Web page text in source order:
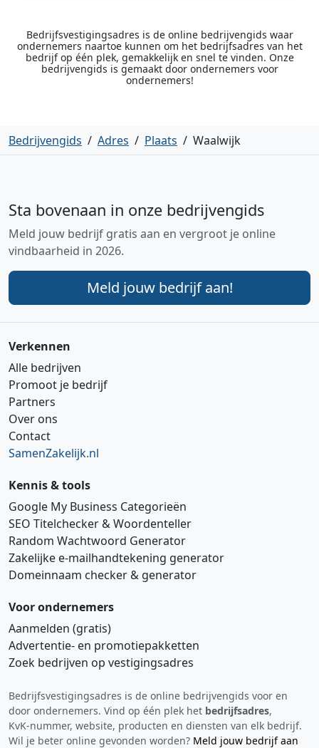
Bedrijfsvestigingsadres is de online bedrijvengids waar
ondernemers naartoe kunnen om het bedrijfsadres van het
bedrijf op één plek, gemakkelijk en snel te vinden. Onze
bedrijvengids is gemaakt door ondernemers voor
ondernemers!
Bedrijvengids / Adres / Plaats / Waalwijk
Sta bovenaan in onze bedrijvengids
Meld jouw bedrijf gratis aan en vergroot je online
vindbaarheid in 2026.
Meld jouw bedrijf aan!
Verkennen
Alle bedrijven
Promoot je bedrijf
Partners
Over ons
Contact
SamenZakelijk.nl
Kennis & tools
Google My Business Categorieën
SEO Titelchecker & Woordenteller
Random Wachtwoord Generator
Zakelijke e‑mailhandtekening generator
Domeinnaam checker & generator
Voor ondernemers
Aanmelden (gratis)
Advertentie‑ en promotiepakketten
Zoek bedrijven op vestigingsadres
Bedrijfsvestigingsadres is de online bedrijvengids voor en
door ondernemers. Vind op één plek het bedrijfsadres,
KvK‑nummer, website, producten en diensten van elk bedrijf.
Wil je beter online gevonden worden? Meld jouw bedrijf aan
Hi 👋 We horen graag uw feedback!